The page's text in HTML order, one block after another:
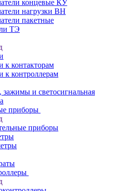
концевые КУ
нагрузки ВН
пакетные
ТЭ
к контакторам
к контроллерам
и светосигнальная
приборы
приборы